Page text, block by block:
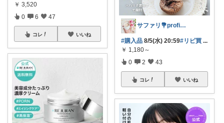
￥ 3,520
0 6 47
コレ いいね
サファリ‎💐profileにてお礼
#購入品 8/5(水) 20:59#リピ買 ...
￥ 1,180～
0 2 43
コレ いいね